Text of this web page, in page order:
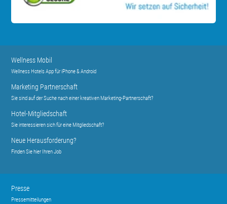
Wellness Mobil
Wellness Hotels App für iPhone & Android
Marketing Partnerschaft
Sie sind auf der Suche nach einer kreativen Marketing-Partnerschaft?
Hotel-Mitgliedschaft
Sie interessieren sich für eine Mitgliedschaft?
Neue Herausforderung?
Finden Sie hier Ihren Job
Presse
Pressemitteilungen